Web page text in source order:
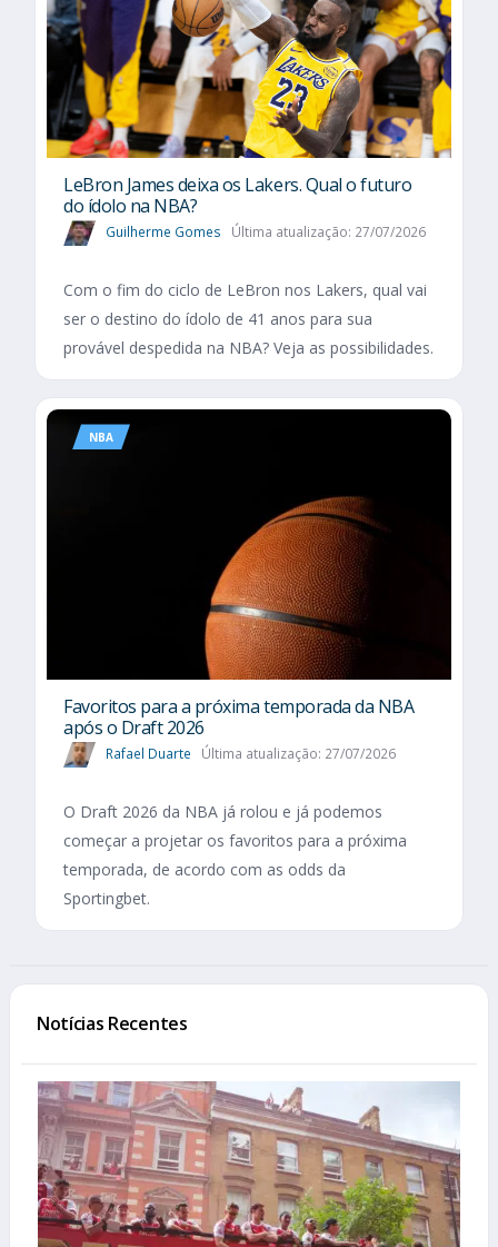
LeBron James deixa os Lakers. Qual o futuro
do ídolo na NBA?
Guilherme Gomes Última atualização: 27/07/2026
Com o fim do ciclo de LeBron nos Lakers, qual vai
ser o destino do ídolo de 41 anos para sua
provável despedida na NBA? Veja as possibilidades.
NBA
Favoritos para a próxima temporada da NBA
após o Draft 2026
Rafael Duarte Última atualização: 27/07/2026
O Draft 2026 da NBA já rolou e já podemos
começar a projetar os favoritos para a próxima
temporada, de acordo com as odds da
Sportingbet.
Notícias Recentes